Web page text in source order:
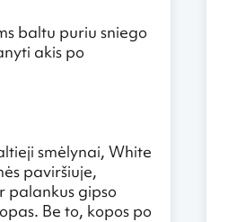
baltu puriu sniego
akis po
smėlynai, White
paviršiuje,
palankus gipso
Be to, kopos po